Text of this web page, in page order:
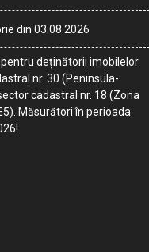
din 03.08.2026
pentru deținătorii imobilelor
nr. 30 (Peninsula-
cadastral nr. 18 (Zona
Măsurători în perioada